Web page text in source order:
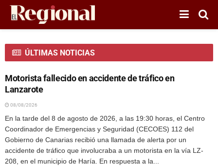
ÚLTIMAS NOTICIAS
SUCESOS
Motorista fallecido en accidente de tráfico en
Lanzarote
08/08/2026
En la tarde del 8 de agosto de 2026, a las 19:30 horas, el Centro
Coordinador de Emergencias y Seguridad (CECOES) 112 del
Gobierno de Canarias recibió una llamada de alerta por un
accidente de tráfico que involucraba a un motorista en la vía LZ-
208, en el municipio de Haría. En respuesta a la...